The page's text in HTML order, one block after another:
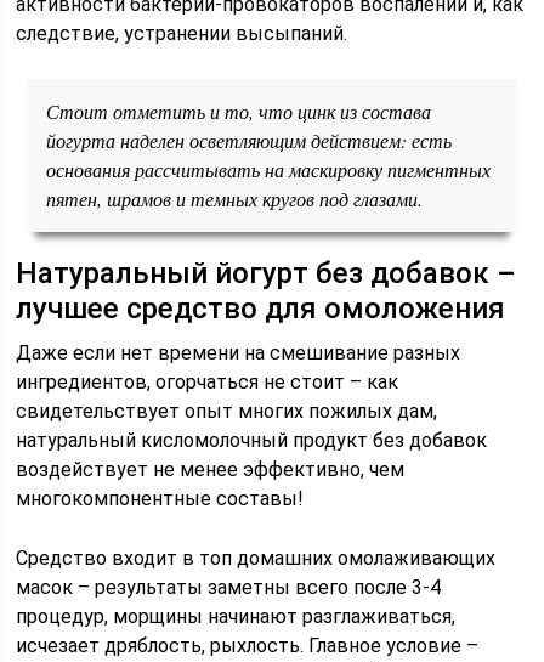
следствие, устранении высыпаний.
Стоит отметить и то, что цинк из состава
йогурта наделен осветляющим действием: есть
основания рассчитывать на маскировку пигментных
пятен, шрамов и темных кругов под глазами.
Натуральный йогурт без добавок –
лучшее средство для омоложения
Даже если нет времени на смешивание разных
ингредиентов, огорчаться не стоит – как
свидетельствует опыт многих пожилых дам,
натуральный кисломолочный продукт без добавок
воздействует не менее эффективно, чем
многокомпонентные составы!
Средство входит в топ домашних омолаживающих
масок – результаты заметны всего после 3-4
процедур, морщины начинают разглаживаться,
исчезает дряблость, рыхлость. Главное условие –